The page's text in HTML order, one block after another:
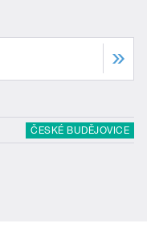
ČESKÉ BUDĚJOVICE